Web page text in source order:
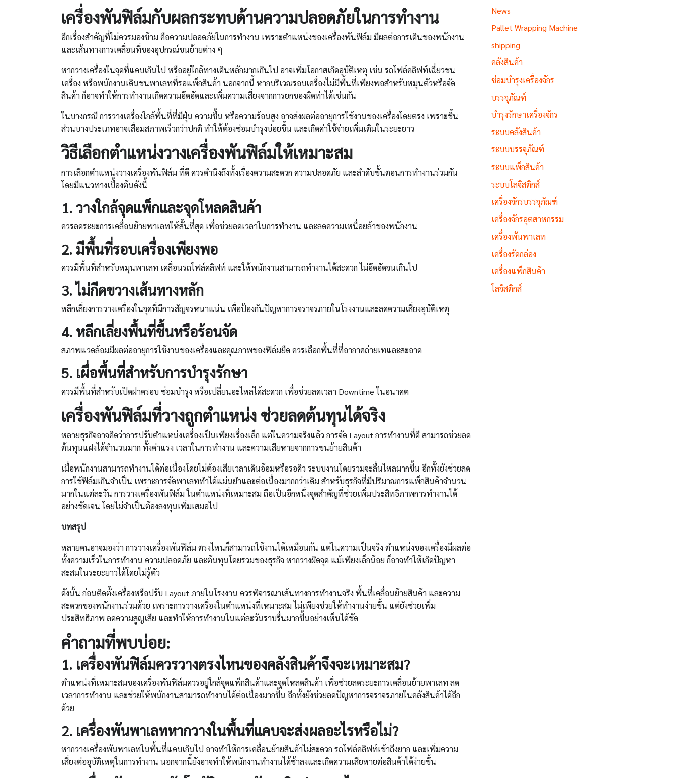
เครื่องพันฟิล์มกับผลกระทบด้านความปลอดภัยในการทำงาน
อีกเรื่องสำคัญที่ไม่ควรมองข้าม คือความปลอดภัยในการทำงาน เพราะตำแหน่งของเครื่องพันฟิล์ม มีผลต่อการเดินของพนักงาน
และเส้นทางการเคลื่อนที่ของอุปกรณ์ขนย้ายต่าง ๆ
หากวางเครื่องในจุดที่แคบเกินไป หรืออยู่ใกล้ทางเดินหลักมากเกินไป อาจเพิ่มโอกาสเกิดอุบัติเหตุ เช่น รถโฟล์คลิฟท์เฉี่ยวชน
เครื่อง หรือพนักงานเดินชนพาเลทที่รอแพ็กสินค้า นอกจากนี้ หากบริเวณรอบเครื่องไม่มีพื้นที่เพียงพอสำหรับหมุนตัวหรือจัด
สินค้า ก็อาจทำให้การทำงานเกิดความอึดอัดและเพิ่มความเสี่ยงจากการยกของผิดท่าได้เช่นกัน
ในบางกรณี การวางเครื่องใกล้พื้นที่ที่มีฝุ่น ความชื้น หรือความร้อนสูง อาจส่งผลต่ออายุการใช้งานของเครื่องโดยตรง เพราะชิ้น
ส่วนบางประเภทอาจเสื่อมสภาพเร็วกว่าปกติ ทำให้ต้องซ่อมบำรุงบ่อยขึ้น และเกิดค่าใช้จ่ายเพิ่มเติมในระยะยาว
วิธีเลือกตำแหน่งวางเครื่องพันฟิล์มให้เหมาะสม
การเลือกตำแหน่งวางเครื่องพันฟิล์ม ที่ดี ควรคำนึงถึงทั้งเรื่องความสะดวก ความปลอดภัย และลำดับขั้นตอนการทำงานร่วมกัน
โดยมีแนวทางเบื้องต้นดังนี้
1.วางใกล้จุดแพ็กและจุดโหลดสินค้า
ควรลดระยะการเคลื่อนย้ายพาเลทให้สั้นที่สุด เพื่อช่วยลดเวลาในการทำงาน และลดความเหนื่อยล้าของพนักงาน
2.มีพื้นที่รอบเครื่องเพียงพอ
ควรมีพื้นที่สำหรับหมุนพาเลท เคลื่อนรถโฟล์คลิฟท์ และให้พนักงานสามารถทำงานได้สะดวก ไม่อึดอัดจนเกินไป
3.ไม่กีดขวางเส้นทางหลัก
หลีกเลี่ยงการวางเครื่องในจุดที่มีการสัญจรหนาแน่น เพื่อป้องกันปัญหาการจราจรภายในโรงงานและลดความเสี่ยงอุบัติเหตุ
4. หลีกเลี่ยงพื้นที่ชื้นหรือร้อนจัด
สภาพแวดล้อมมีผลต่ออายุการใช้งานของเครื่องและคุณภาพของฟิล์มยืด ควรเลือกพื้นที่ที่อากาศถ่ายเทและสะอาด
5. เผื่อพื้นที่สำหรับการบำรุงรักษา
ควรมีพื้นที่สำหรับเปิดฝาครอบ ซ่อมบำรุง หรือเปลี่ยนอะไหล่ได้สะดวก เพื่อช่วยลดเวลา Downtime ในอนาคต
เครื่องพันฟิล์มที่วางถูกตำแหน่ง ช่วยลดต้นทุนได้จริง
หลายธุรกิจอาจคิดว่าการปรับตำแหน่งเครื่องเป็นเพียงเรื่องเล็ก แต่ในความจริงแล้ว การจัด Layout การทำงานที่ดี สามารถช่วยลด
ต้นทุนแฝงได้จำนวนมาก ทั้งค่าแรง เวลาในการทำงาน และความเสียหายจากการขนย้ายสินค้า
เมื่อพนักงานสามารถทำงานได้ต่อเนื่องโดยไม่ต้องเสียเวลาเดินอ้อมหรือรอคิว ระบบงานโดยรวมจะลื่นไหลมากขึ้น อีกทั้งยังช่วยลด
การใช้ฟิล์มเกินจำเป็น เพราะการจัดพาเลททำได้แม่นยำและต่อเนื่องมากกว่าเดิม สำหรับธุรกิจที่มีปริมาณการแพ็กสินค้าจำนวน
มากในแต่ละวัน การวางเครื่องพันฟิล์ม ในตำแหน่งที่เหมาะสม ถือเป็นอีกหนึ่งจุดสำคัญที่ช่วยเพิ่มประสิทธิภาพการทำงานได้
อย่างชัดเจน โดยไม่จำเป็นต้องลงทุนเพิ่มเสมอไป
บทสรุป
หลายคนอาจมองว่า การวางเครื่องพันฟิล์ม ตรงไหนก็สามารถใช้งานได้เหมือนกัน แต่ในความเป็นจริง ตำแหน่งของเครื่องมีผลต่อ
ทั้งความเร็วในการทำงาน ความปลอดภัย และต้นทุนโดยรวมของธุรกิจ หากวางผิดจุด แม้เพียงเล็กน้อย ก็อาจทำให้เกิดปัญหา
สะสมในระยะยาวได้โดยไม่รู้ตัว
ดังนั้น ก่อนติดตั้งเครื่องหรือปรับ Layout ภายในโรงงาน ควรพิจารณาเส้นทางการทำงานจริง พื้นที่เคลื่อนย้ายสินค้า และความ
สะดวกของพนักงานร่วมด้วย เพราะการวางเครื่องในตำแหน่งที่เหมาะสม ไม่เพียงช่วยให้ทำงานง่ายขึ้น แต่ยังช่วยเพิ่ม
ประสิทธิภาพ ลดความสูญเสีย และทำให้การทำงานในแต่ละวันราบรื่นมากขึ้นอย่างเห็นได้ชัด
คำถามที่พบบ่อย:
1. เครื่องพันฟิล์มควรวางตรงไหนของคลังสินค้าจึงจะเหมาะสม?
ตำแหน่งที่เหมาะสมของเครื่องพันฟิล์มควรอยู่ใกล้จุดแพ็กสินค้าและจุดโหลดสินค้า เพื่อช่วยลดระยะการเคลื่อนย้ายพาเลท ลด
เวลาการทำงาน และช่วยให้พนักงานสามารถทำงานได้ต่อเนื่องมากขึ้น อีกทั้งยังช่วยลดปัญหาการจราจรภายในคลังสินค้าได้อีก
ด้วย
2. เครื่องพันพาเลทหากวางในพื้นที่แคบจะส่งผลอะไรหรือไม่?
หากวางเครื่องพันพาเลทในพื้นที่แคบเกินไป อาจทำให้การเคลื่อนย้ายสินค้าไม่สะดวก รถโฟล์คลิฟท์เข้าถึงยาก และเพิ่มความ
เสี่ยงต่ออุบัติเหตุในการทำงาน นอกจากนี้ยังอาจทำให้พนักงานทำงานได้ช้าลงและเกิดความเสียหายต่อสินค้าได้ง่ายขึ้น
News
Pallet Wrapping Machine
shipping
คลังสินค้า
ซ่อมบำรุงเครื่องจักร
บรรจุภัณฑ์
บำรุงรักษาเครื่องจักร
ระบบคลังสินค้า
ระบบบรรจุภัณฑ์
ระบบแพ็กสินค้า
ระบบโลจิสติกส์
เครื่องจักรบรรจุภัณฑ์
เครื่องจักรอุตสาหกรรม
เครื่องพันพาเลท
เครื่องรัดกล่อง
เครื่องแพ็กสินค้า
โลจิสติกส์